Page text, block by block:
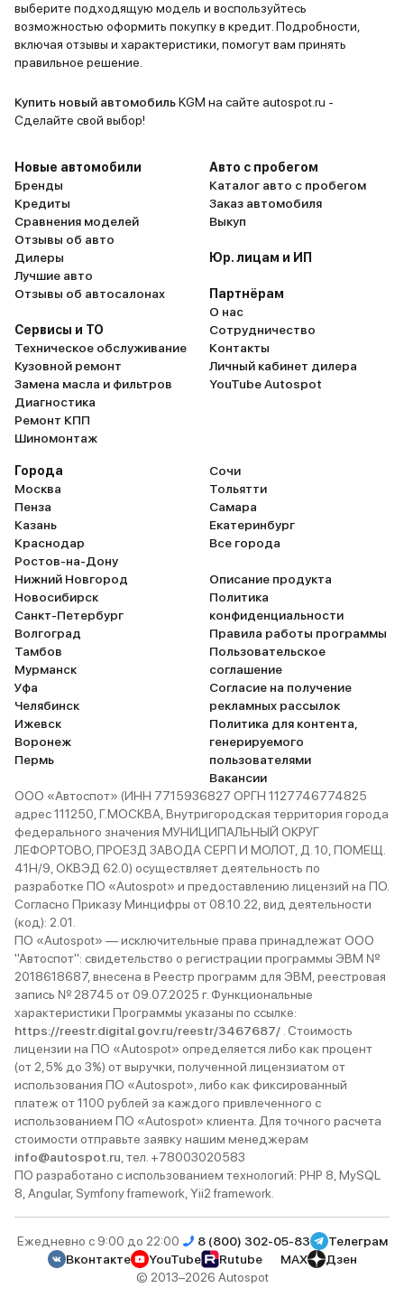
выберите подходящую модель и воспользуйтесь
возможностью оформить покупку в кредит. Подробности,
включая отзывы и характеристики, помогут вам принять
правильное решение.
Купить новый автомобильKGM на сайте autospot.ru -
Сделайте свой выбор!
Новые автомобили
Бренды
Кредиты
Сравнения моделей
Отзывы об авто
Дилеры
Лучшие авто
Отзывы об автосалонах
Сервисы и ТО
Техническое обслуживание
Кузовной ремонт
Замена масла и фильтров
Диагностика
Ремонт КПП
Шиномонтаж
Авто с пробегом
Каталог авто с пробегом
Заказ автомобиля
Выкуп
Юр. лицам и ИП
Партнёрам
О нас
Сотрудничество
Контакты
Личный кабинет дилера
YouTube Autospot
Города
Москва
Пенза
Казань
Краснодар
Ростов-на-Дону
Нижний Новгород
Новосибирск
Санкт-Петербург
Волгоград
Тамбов
Мурманск
Уфа
Челябинск
Ижевск
Воронеж
Пермь
Сочи
Тольятти
Самара
Екатеринбург
Все города
Описание продукта
Политика
конфиденциальности
Правила работы программы
Пользовательское
соглашение
Согласие на получение
рекламных рассылок
Политика для контента,
генерируемого
пользователями
Вакансии
ООО «Автоспот» (ИНН 7715936827 ОРГН 1127746774825
адрес 111250, Г.МОСКВА, Внутригородская территория города
федерального значения МУНИЦИПАЛЬНЫЙ ОКРУГ
ЛЕФОРТОВО, ПРОЕЗД ЗАВОДА СЕРП И МОЛОТ, Д. 10, ПОМЕЩ.
41Н/9, ОКВЭД 62.0) осуществляет деятельность по
разработке ПО «Autospot» и предоставлению лицензий на ПО.
Согласно Приказу Минцифры от 08.10.22, вид деятельности
(код): 2.01.
ПО «Autospot» — исключительные права принадлежат ООО
"Автоспот": свидетельство о регистрации программы ЭВМ №
2018618687, внесена в Реестр программ для ЭВМ, реестровая
запись № 28745 от 09.07.2025 г. Функциональные
характеристики Программы указаны по ссылке:
https://reestr.digital.gov.ru/reestr/3467687/ . Стоимость
лицензии на ПО «Autospot» определяется либо как процент
(от 2,5% до 3%) от выручки, полученной лицензиатом от
использования ПО «Autospot», либо как фиксированный
платеж от 1100 рублей за каждого привлеченного с
использованием ПО «Autospot» клиента. Для точного расчета
стоимости отправьте заявку нашим менеджерам
info@autospot.ru , тел. +78003020583
ПО разработано с использованием технологий: PHP 8, MySQL
8, Angular, Symfony framework, Yii2 framework.
Ежедневно с 9:00 до 22:00 8 (800) 302-05-83
Телеграм
Вконтакте
YouTube Rutube MAX
Дзен
© 2013–2026 Autospot